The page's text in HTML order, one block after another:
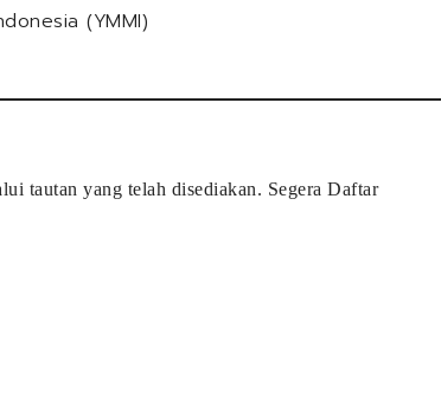
(YMMI)
tautan yang telah disediakan. Segera Daftar